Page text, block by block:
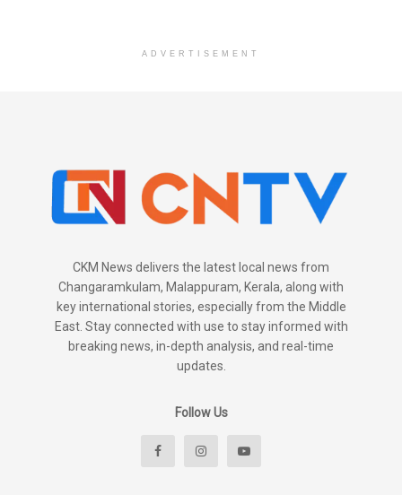
ADVERTISEMENT
CKM News delivers the latest local news from
Changaramkulam, Malappuram, Kerala, along with
key international stories, especially from the Middle
East. Stay connected with use to stay informed with
breaking news, in-depth analysis, and real-time
updates.
Follow Us